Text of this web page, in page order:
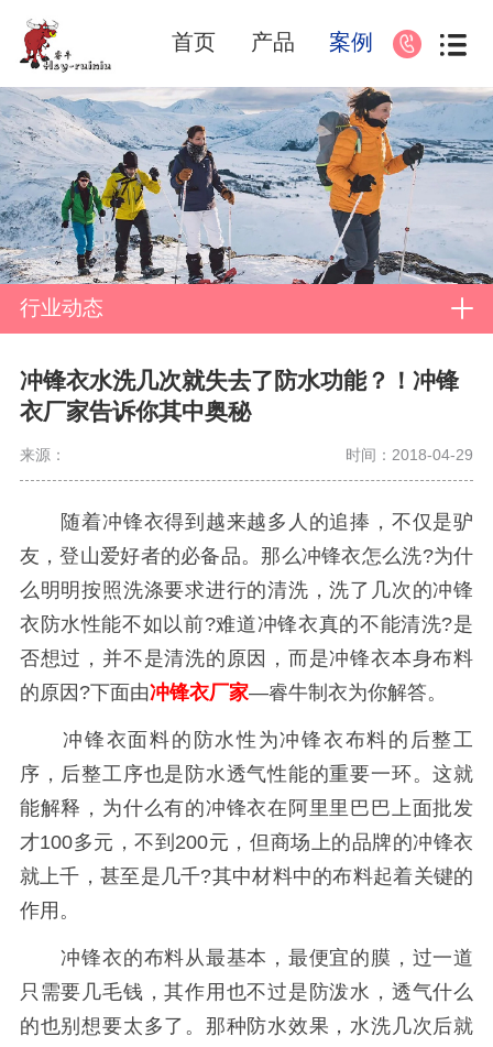
首页 产品 案例
行业动态
冲锋衣水洗几次就失去了防水功能？！冲锋
衣厂家告诉你其中奥秘
来源： 时间：2018-04-29
随着冲锋衣得到越来越多人的追捧，不仅是驴
友，登山爱好者的必备品。那么冲锋衣怎么洗?为什
么明明按照洗涤要求进行的清洗，洗了几次的冲锋
衣防水性能不如以前?难道冲锋衣真的不能清洗?是
否想过，并不是清洗的原因，而是冲锋衣本身布料
的原因?下面由冲锋衣厂家—睿牛制衣为你解答。
冲锋衣面料的防水性为冲锋衣布料的后整工
序，后整工序也是防水透气性能的重要一环。这就
能解释，为什么有的冲锋衣在阿里里巴巴上面批发
才100多元，不到200元，但商场上的品牌的冲锋衣
就上千，甚至是几千?其中材料中的布料起着关键的
作用。
冲锋衣的布料从最基本，最便宜的膜，过一道
只需要几毛钱，其作用也不过是防泼水，透气什么
的也别想要太多了。那种防水效果，水洗几次后就